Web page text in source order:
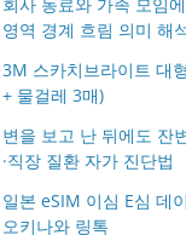
영역 경계 흐림 의미 해
3M 스카치브라이트 대
+ 물걸레 3매)
변을 보고 난 뒤에도 잔
·직장 질환 자가 진단법
일본 eSIM 이심 E심 데
오키나와 링톡